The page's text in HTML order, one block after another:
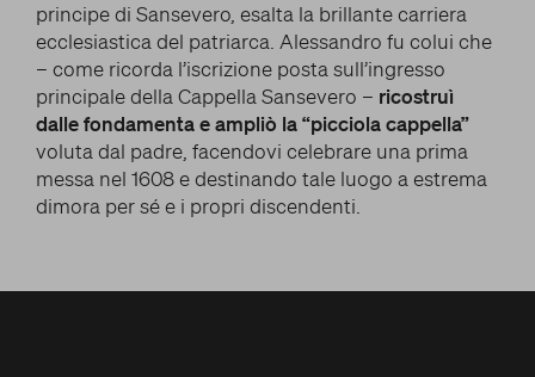
principe di Sansevero, esalta la brillante carriera
ecclesiastica del patriarca. Alessandro fu colui che
– come ricorda l’iscrizione posta sull’ingresso
principale della Cappella Sansevero – ricostruì
dalle fondamenta e ampliò la “picciola cappella”
voluta dal padre, facendovi celebrare una prima
messa nel 1608 e destinando tale luogo a estrema
dimora per sé e i propri discendenti.